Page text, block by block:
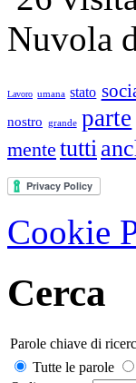
Nuvola
Lavoro umana stato
nostro grande parte
mente tutti
Cookie
Cerca
Parole chiave di
Tutte le parole